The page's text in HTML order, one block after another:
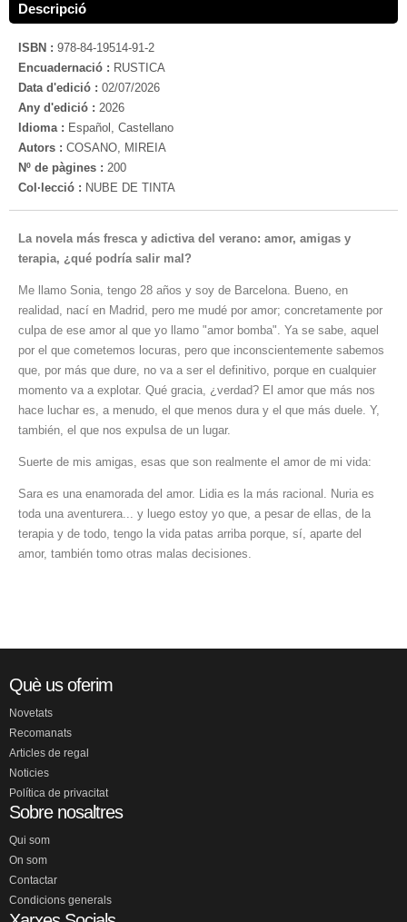
Descripció
ISBN : 978-84-19514-91-2
Encuadernació : RUSTICA
Data d'edició : 02/07/2026
Any d'edició : 2026
Idioma : Español, Castellano
Autors : COSANO, MIREIA
Nº de pàgines : 200
Col·lecció : NUBE DE TINTA
La novela más fresca y adictiva del verano: amor, amigas y
terapia, ¿qué podría salir mal?
Me llamo Sonia, tengo 28 años y soy de Barcelona. Bueno, en
realidad, nací en Madrid, pero me mudé por amor; concretamente por
culpa de ese amor al que yo llamo "amor bomba". Ya se sabe, aquel
por el que cometemos locuras, pero que inconscientemente sabemos
que, por más que dure, no va a ser el definitivo, porque en cualquier
momento va a explotar. Qué gracia, ¿verdad? El amor que más nos
hace luchar es, a menudo, el que menos dura y el que más duele. Y,
también, el que nos expulsa de un lugar.
Suerte de mis amigas, esas que son realmente el amor de mi vida:
Sara es una enamorada del amor. Lidia es la más racional. Nuria es
toda una aventurera... y luego estoy yo que, a pesar de ellas, de la
terapia y de todo, tengo la vida patas arriba porque, sí, aparte del
amor, también tomo otras malas decisiones.
Què us oferim
Novetats
Recomanats
Articles de regal
Noticies
Política de privacitat
Sobre nosaltres
Qui som
On som
Contactar
Condicions generals